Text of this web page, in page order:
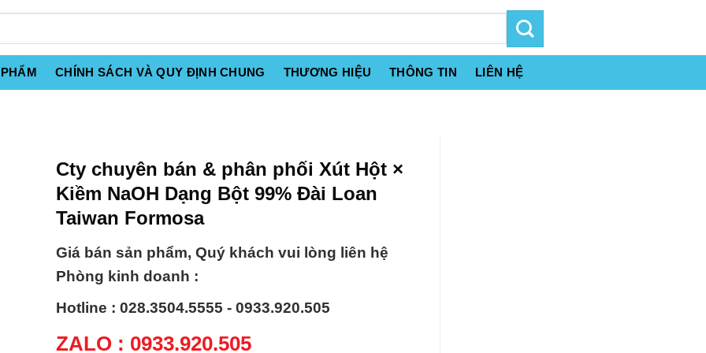
CHÍNH SÁCH VÀ QUY ĐỊNH CHUNG THƯƠNG HIỆU THÔNG TIN LIÊN HỆ
Cty chuyên bán & phân phối Xút Hột ×
Kiềm NaOH Dạng Bột 99% Đài Loan
Taiwan Formosa
Giá bán sản phẩm, Quý khách vui lòng liên hệ
Phòng kinh doanh :
Hotline : 028.3504.5555 - 0933.920.505
ZALO : 0933.920.505